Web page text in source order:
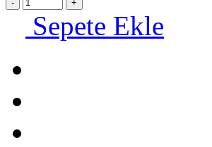
Sepete Ekle